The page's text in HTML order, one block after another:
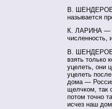
В.
называется
К. ЛАРИНА —
численность,
В.
взять только
уцелеть, они
уцелеть
дома —
щелчком, так
потом точно
исчез наш